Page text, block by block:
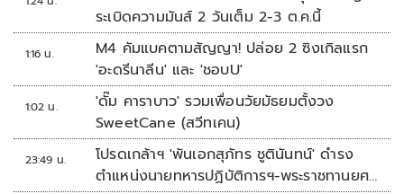
ระเบิดความมันส์ 2 วันเต็ม 2-3 ต.ค.นี้
1:16 น.
M4 คัมแบคตามสัญญา! ปล่อย 2 ซิงเกิลแรก
'อะดรีนาลีน' และ 'ชอบU'
1:02 น.
'ดั๊ม คาราบาว' รวมเพื่อนวัยมัธยมตั้งวง
SweetCane (สวีทเคน)
23:49 น.
โปรดเกล้าฯ 'พันเอกสุภัทร ชูตินันทน์' ดำรง
ตำแหน่งนายทหารปฏิบัติการฯ-พระราชทานยศ